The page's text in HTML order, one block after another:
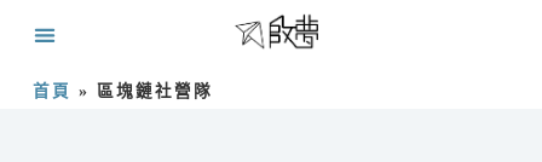
首頁 » 區塊鏈社營隊